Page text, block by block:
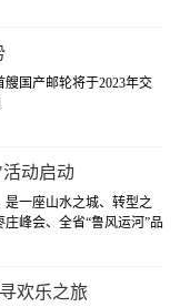
国产邮轮将于2023年交
动启动
一座山水之城、转型之
峰会、全省“鲁风运河”品
旅游目的地品牌的知名
欢乐之旅